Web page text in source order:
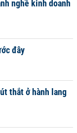
nghề kinh doanh
đây
thắt ở hành lang